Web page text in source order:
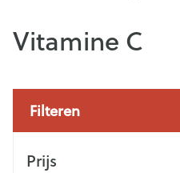
Vitamine C
Filteren
Prijs